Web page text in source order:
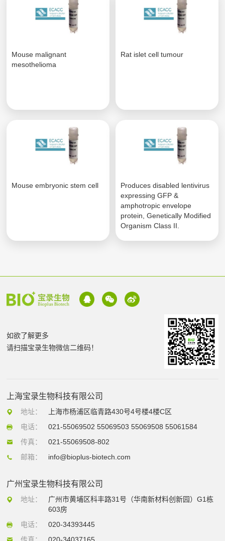
Mouse malignant
mesothelioma
Rat islet cell tumour
Mouse embryonic stem cell
Produces disabled lentivirus
expressing GFP &
amphotropic envelope
protein, Genetically Modified
Organism Class II.
如欲了解更多
请扫描宝录生物微信二维码！
上海宝录生物科技有限公司
地址：
上海市杨浦区临青路430号4号楼4楼C区
电话：
021-55069502 55069503 55069508 55061584
传真：
021-55069508-802
邮箱：
info@bioplus-biotech.com
广州宝录生物科技有限公司
地址：
广州市黄埔区科丰路31号（华南新材料创新园）G1栋
603房
电话：
020-34393445